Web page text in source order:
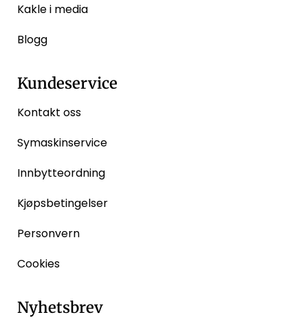
Kakle i media
Blogg
Kundeservice
Kontakt oss
Symaskinservice
Innbytteordning
Kjøpsbetingelser
Personvern
Cookies
Nyhetsbrev